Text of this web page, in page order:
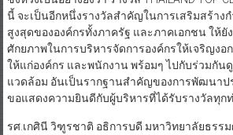
นี้ จะเป็นอีกหนึ่งรางวัลสำคัญในการเสริมสร้าง
สูงสุดขององค์กรทั้งภาครัฐ และภาคเอกชน ให้ยั
ศักยภาพในการบริหารจัดการองค์กรให้เจริญงอ
ให้แก่องค์กร และพนักงาน พร้อมๆ ไปกับร่วมกัน
แวดล้อม อันเป็นรากฐานสำคัญของการพัฒนาป
ขอแสดงความยินดีกับผู้บริหารที่ได้รับรางวัลทุก
รศ.เกศินี วิฑูรชาติ อธิการบดี มหาวิทยาลัยธรร